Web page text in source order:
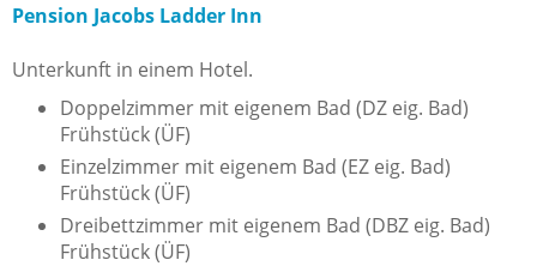
Pension Jacobs Ladder Inn
Unterkunft in einem Hotel.
Doppelzimmer mit eigenem Bad (DZ eig. Bad)
Frühstück (ÜF)
Einzelzimmer mit eigenem Bad (EZ eig. Bad)
Frühstück (ÜF)
Dreibettzimmer mit eigenem Bad (DBZ eig. Bad)
Frühstück (ÜF)